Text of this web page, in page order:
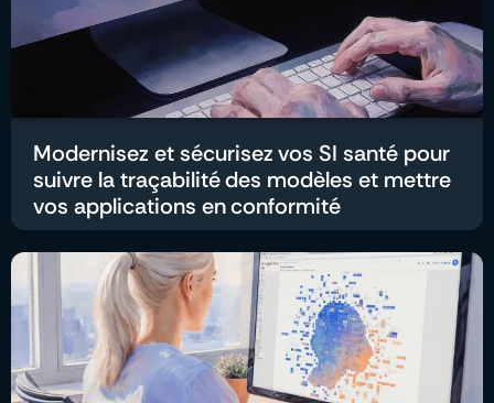
Modernisez et sécurisez vos SI santé pour
suivre la traçabilité des modèles et mettre
vos applications en conformité